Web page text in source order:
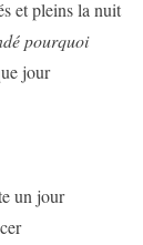
et pleins la nuit
pourquoi
jour
un jour